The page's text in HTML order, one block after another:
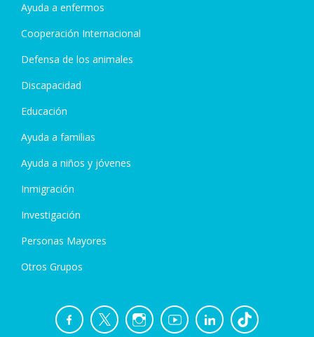
Ayuda a enfermos
Cooperación Internacional
Defensa de los animales
Discapacidad
Educación
Ayuda a familias
Ayuda a niños y jóvenes
Inmigración
Investigación
Personas Mayores
Otros Grupos